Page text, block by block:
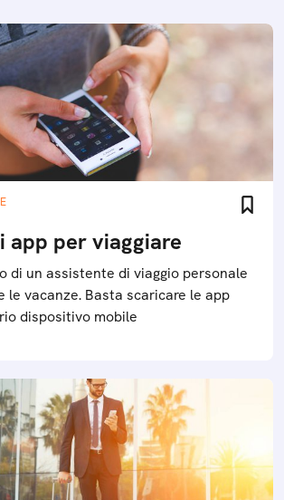
app per viaggiare
di un assistente di viaggio personale
le vacanze. Basta scaricare le app
dispositivo mobile